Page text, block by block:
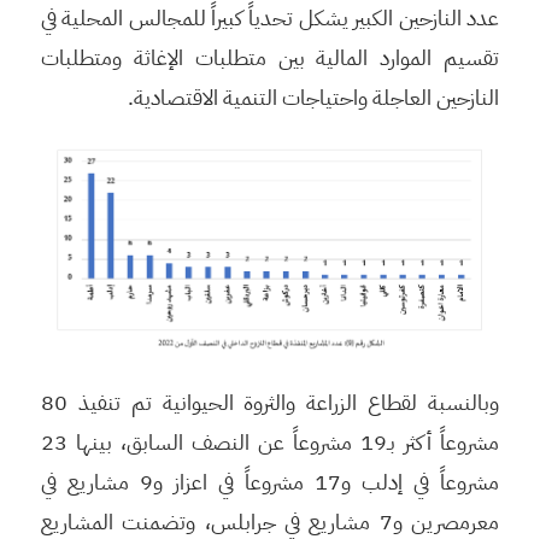
عدد النازحين الكبير يشكل تحدياً كبيراً للمجالس المحلية في
تقسيم الموارد المالية بين متطلبات الإغاثة ومتطلبات
النازحين العاجلة واحتياجات التنمية الاقتصادية.
وبالنسبة لقطاع الزراعة والثروة الحيوانية تم تنفيذ 80
مشروعاً أكثر بـ19 مشروعاً عن النصف السابق، بينها 23
مشروعاً في إدلب و17 مشروعاً في اعزاز و9 مشاريع في
معرمصرين و7 مشاريع في جرابلس، وتضمنت المشاريع